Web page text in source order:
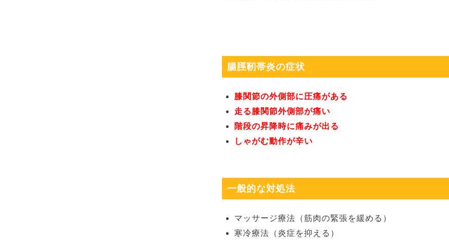
腸脛靭帯炎の症状
膝関節の外側部に圧痛がある
走る膝関節外側部が痛い
階段の昇降時に痛みが出る
しゃがむ動作が辛い
一般的な対処法
マッサージ療法（筋肉の緊張を緩める）
寒冷療法（炎症を抑える）